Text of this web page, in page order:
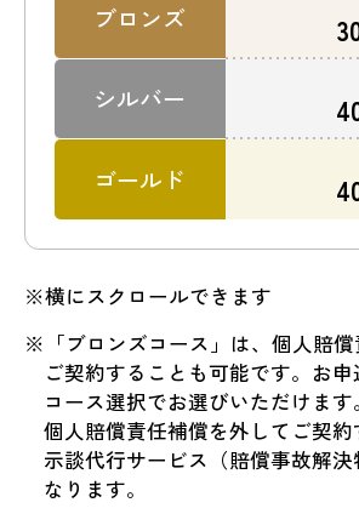
手術保険金
補償内容
通院保険金
補償内容はこち
ブロンズ
シルバー
ゴールド
※横にスクロールできます
※「ブロンズコース」は、個人賠償
ご契約することも可能です。お
コース選択でお選びいただけます。
個人賠償責任補償を外してご契約
示談代行サービス（賠償事故解
なります。